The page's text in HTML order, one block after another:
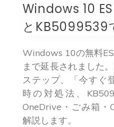
Windows 10
とKB5099539
Windows 10の無料
まで延長されました
ステップ、「今すぐ
時の対処法、
OneDrive・ごみ箱・
解説します。